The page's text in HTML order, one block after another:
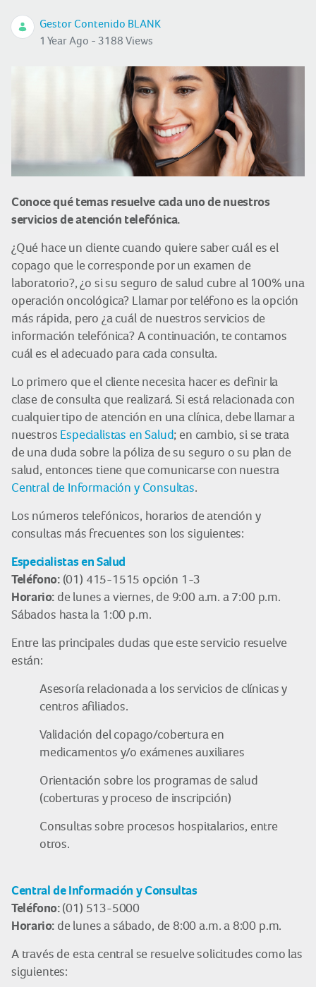
Gestor Contenido BLANK
1 Year Ago - 3188 Views
Conoce qué temas resuelve cada uno de nuestros
servicios de atención telefónica.
¿Qué hace un cliente cuando quiere saber cuál es el
copago que le corresponde por un examen de
laboratorio?, ¿o si su seguro de salud cubre al 100% una
operación oncológica? Llamar por teléfono es la opción
más rápida, pero ¿a cuál de nuestros servicios de
información telefónica? A continuación, te contamos
cuál es el adecuado para cada consulta.
Lo primero que el cliente necesita hacer es definir la
clase de consulta que realizará. Si está relacionada con
cualquier tipo de atención en una clínica, debe llamar a
nuestros Especialistas en Salud; en cambio, si se trata
de una duda sobre la póliza de su seguro o su plan de
salud, entonces tiene que comunicarse con nuestra
Central de Información y Consultas.
Los números telefónicos, horarios de atención y
consultas más frecuentes son los siguientes:
Especialistas en Salud
Teléfono:(01) 415-1515 opción 1-3
Horario: de lunes a viernes, de 9:00 a.m. a 7:00 p.m.
Sábados hasta la 1:00 p.m.
Entre las principales dudas que este servicio resuelve
están:
Asesoría relacionada a los servicios de clínicas y
centros afiliados.
Validación del copago/cobertura en
medicamentos y/o exámenes auxiliares
Orientación sobre los programas de salud
(coberturas y proceso de inscripción)
Consultas sobre procesos hospitalarios, entre
otros.
Central de Información y Consultas
Teléfono: (01) 513-5000
Horario: de lunes a sábado, de 8:00 a.m. a 8:00 p.m.
A través de esta central se resuelve solicitudes como las
siguientes: